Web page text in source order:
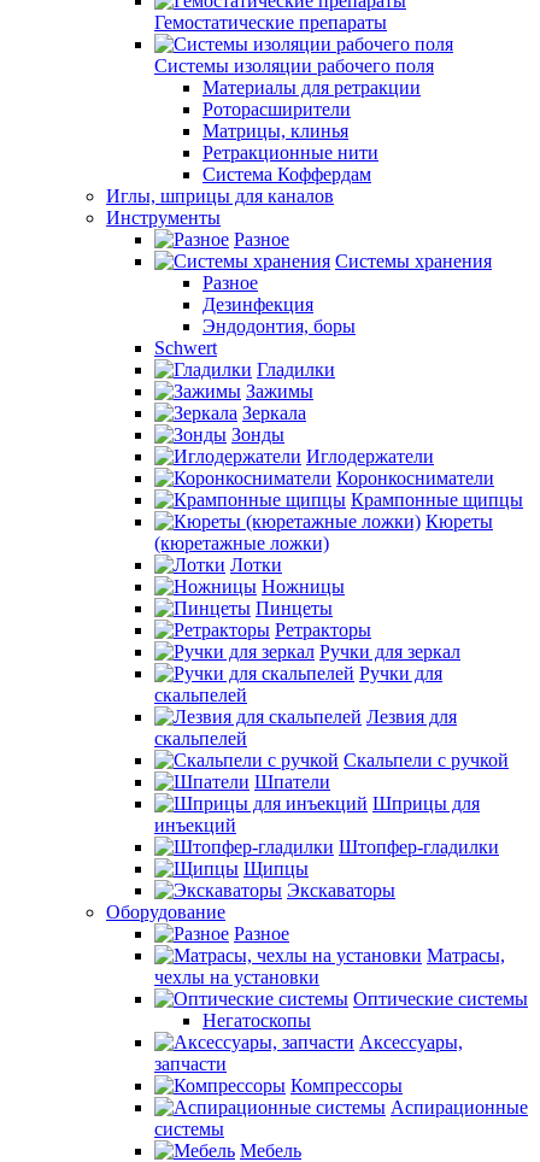
Гемостатические препараты
Системы изоляции рабочего поля
Материалы для ретракции
Роторасширители
Матрицы, клинья
Ретракционные нити
Система Коффердам
Иглы, шприцы для каналов
Инструменты
Разное
Системы хранения
Разное
Дезинфекция
Эндодонтия, боры
Schwert
Гладилки
Зажимы
Зеркала
Зонды
Иглодержатели
Коронкосниматели
Крампонные щипцы
Кюреты
(кюретажные ложки)
Лотки
Ножницы
Пинцеты
Ретракторы
Ручки для зеркал
Ручки для
скальпелей
Лезвия для
скальпелей
Скальпели с ручкой
Шпатели
Шприцы для
инъекций
Штопфер-гладилки
Щипцы
Экскаваторы
Оборудование
Разное
Матрасы,
чехлы на установки
Оптические системы
Негатоскопы
Аксессуары,
запчасти
Компрессоры
Аспирационные
системы
Мебель